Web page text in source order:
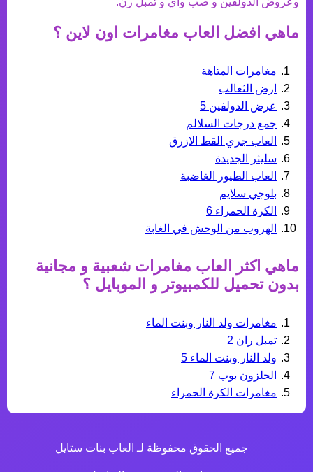
ماهي افضل العاب مغامرات اون لاين ؟
مغامرات المتاهة
ارض الثعالب
عرض الدولفين 5
جمع درجات السلالم
العاب جري القط الازرق
سليثر الجديدة
العاب الطيور الغاضبة
بلوجي سلايم
الكرة الحمراء 6
الهروب من الوحش في الغابة
ماهي اكثر العاب مغامرات شعبية و مجانية
بدون تحميل للكمبيوتر و الموبايل ؟
مغامرات ولد النار وبنت الماء
تمبل ران 2
ولد النار وبنت الماء 5
الحلزون بوب 7
مغامرات الكرة الحمراء
جميع الحقوق محفوظة لـ العاب بنات ستايل